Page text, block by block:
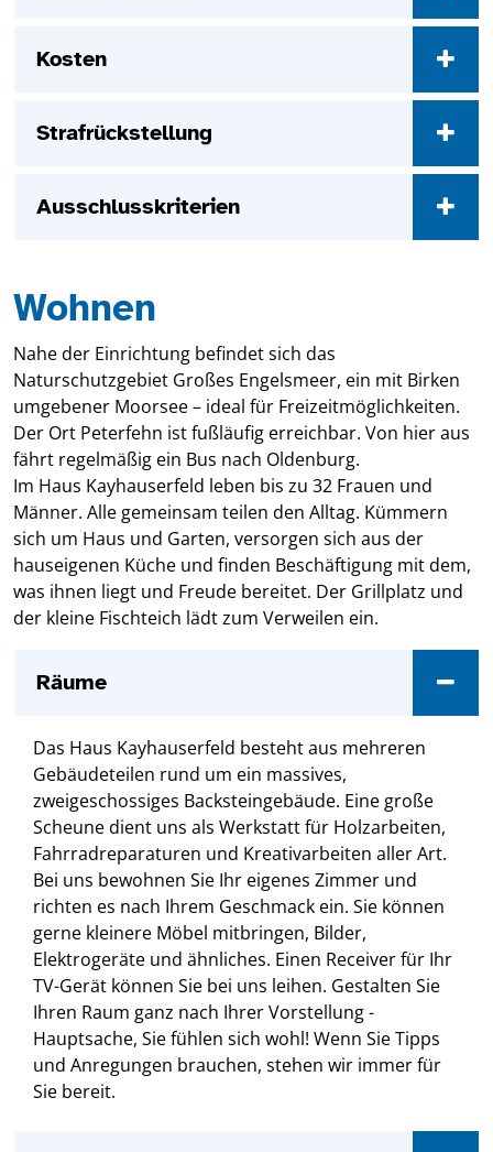
Kosten
Strafrückstellung
Ausschlusskriterien
Wohnen
Nahe der Einrichtung befindet sich das
Naturschutzgebiet Großes Engelsmeer, ein mit Birken
umgebener Moorsee – ideal für Freizeitmöglichkeiten.
Der Ort Peterfehn ist fußläufig erreichbar. Von hier aus
fährt regelmäßig ein Bus nach Oldenburg.
Im Haus Kayhauserfeld leben bis zu 32 Frauen und
Männer. Alle gemeinsam teilen den Alltag. Kümmern
sich um Haus und Garten, versorgen sich aus der
hauseigenen Küche und finden Beschäftigung mit dem,
was ihnen liegt und Freude bereitet. Der Grillplatz und
der kleine Fischteich lädt zum Verweilen ein.
Räume
Das Haus Kayhauserfeld besteht aus mehreren
Gebäudeteilen rund um ein massives,
zweigeschossiges Backsteingebäude. Eine große
Scheune dient uns als Werkstatt für Holzarbeiten,
Fahrradreparaturen und Kreativarbeiten aller Art.
Bei uns bewohnen Sie Ihr eigenes Zimmer und
richten es nach Ihrem Geschmack ein. Sie können
gerne kleinere Möbel mitbringen, Bilder,
Elektrogeräte und ähnliches. Einen Receiver für Ihr
TV-Gerät können Sie bei uns leihen. Gestalten Sie
Ihren Raum ganz nach Ihrer Vorstellung -
Hauptsache, Sie fühlen sich wohl! Wenn Sie Tipps
und Anregungen brauchen, stehen wir immer für
Sie bereit.